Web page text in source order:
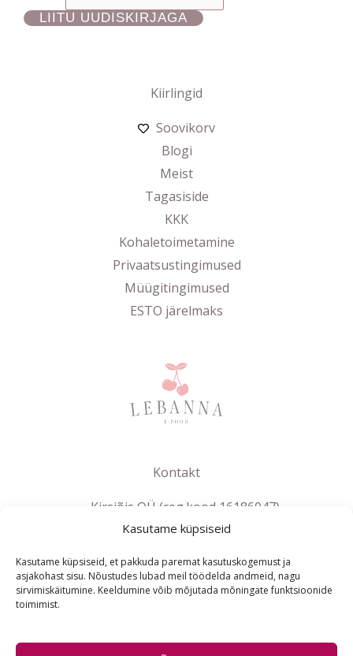
Kasutame küpsiseid
Kasutame küpsiseid, et pakkuda paremat kasutuskogemust ja
asjakohast sisu. Nõustudes lubad meil töödelda andmeid, nagu
sirvimiskäitumine. Keeldumine võib mõjutada mõningate funktsioonide
toimimist.
Kontakt
Kirsiõis OÜ (reg.kood 16186047)
info@lebanna.ee
KMKR EE102658392
Kiirlingid
Soovikorv
Blogi
Meist
Tagasiside
KKK
Kohaletoimetamine
Privaatsustingimused
Müügitingimused
ESTO järelmaks
ET